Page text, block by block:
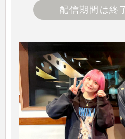
配信期間は終